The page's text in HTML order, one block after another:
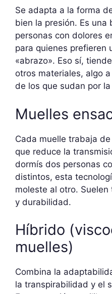
Se adapta a la forma
bien la presión. Es una
personas con dolores
para quienes prefieren
«abrazo». Eso sí,
otros materiales, algo
de los que sudan por
Muelles
Cada muelle trabaja
que reduce la
dormís dos personas
distintos, esta
moleste al otro.
y durabilidad.
Híbrido
muelles)
Combina la
la transpirabilidad y el